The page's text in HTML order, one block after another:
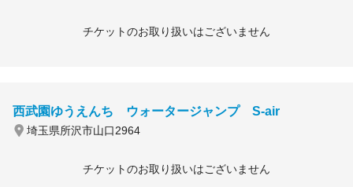
チケットのお取り扱いはございません
西武園ゆうえんち ウォータージャンプ S-air
埼玉県所沢市山口2964
チケットのお取り扱いはございません